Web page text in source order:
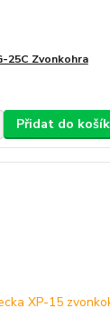
25C Zvonkohra
Přidat do